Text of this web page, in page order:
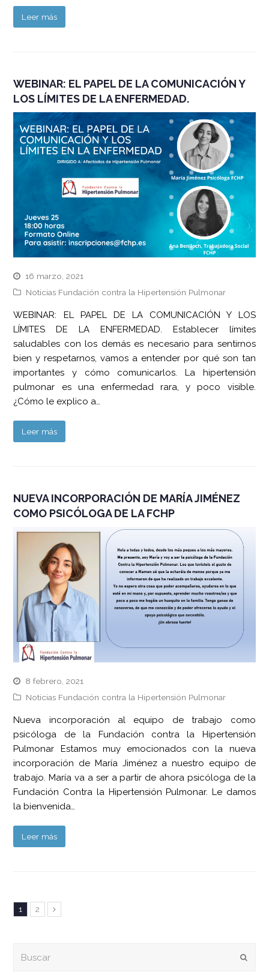
Leer más
WEBINAR: EL PAPEL DE LA COMUNICACIÓN Y
LOS LÍMITES DE LA ENFERMEDAD.
16 marzo, 2021
Noticias Fundación contra la Hipertensión Pulmonar
WEBINAR: EL PAPEL DE LA COMUNICACIÓN Y LOS
LÍMITES DE LA ENFERMEDAD. Establecer límites
saludables con los demás es necesario para sentirnos
bien y respetarnos, vamos a entender por qué son tan
importantes y cómo comunicarlos. La hipertensión
pulmonar es una enfermedad rara, y poco visible.
¿Cómo le explico a…
Leer más
NUEVA INCORPORACIÓN DE MARÍA JIMÉNEZ
COMO PSICÓLOGA DE LA FCHP
8 febrero, 2021
Noticias Fundación contra la Hipertensión Pulmonar
Nueva incorporación al equipo de trabajo como
psicóloga de la Fundación contra la Hipertensión
Pulmonar Estamos muy emocionados con la nueva
incorporación de María Jiménez a nuestro equipo de
trabajo. María va a ser a partir de ahora psicóloga de la
Fundación Contra la Hipertensión Pulmonar. Le damos
la bienvenida…
Leer más
Page
1 Page
2 Siguiente